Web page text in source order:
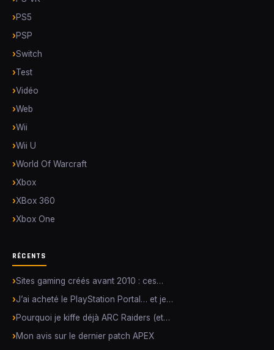
PS5
PSP
Switch
Test
Vidéo
Web
Wii
Wii U
World Of Warcraft
Xbox
XBox 360
Xbox One
RÉCENTS
Sites gaming créés avant 2010 : ces…
J’ai acheté le PlayStation Portal… et je…
Pourquoi je kiffe déjà ARC Raiders (et…
Mon avis sur le dernier patch APEX